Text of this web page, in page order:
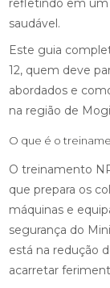
refletindo em
saudável.
Este guia
12, quem deve
abordados e
na região de
O que é o
O treinamento
que prepara os
máquinas e
segurança do
está na redução
acarretar